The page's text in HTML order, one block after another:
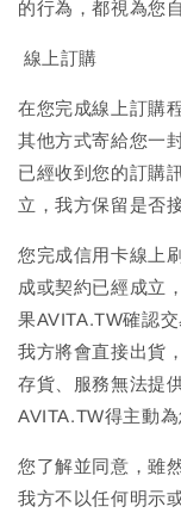
的行為，都視為您
線上訂購
在您完成線上訂購
其他方式寄給您一
已經收到您的訂購
立，我方保留是否
您完成信用卡線上
成或契約已經成立
果AVITA.TW確認
我方將會直接出貨
存貨、服務無法提
AVITA.TW得主動為
您了解並同意，雖
我方不以任何明示